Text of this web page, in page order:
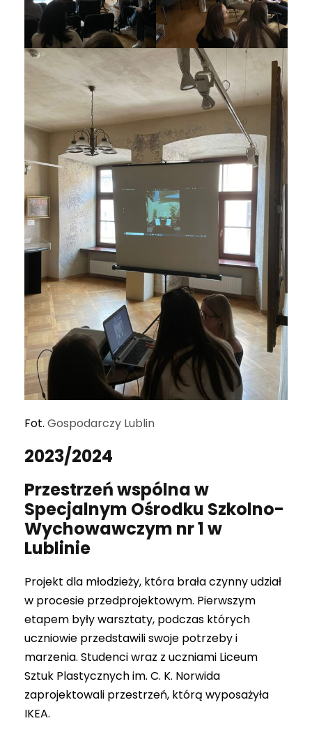
Fot. Gospodarczy Lublin
2023/2024
Przestrzeń wspólna w
Specjalnym Ośrodku Szkolno-
Wychowawczym nr 1 w
Lublinie
Projekt dla młodzieży, która brała czynny udział
w procesie przedprojektowym. Pierwszym
etapem były warsztaty, podczas których
uczniowie przedstawili swoje potrzeby i
marzenia. Studenci wraz z uczniami Liceum
Sztuk Plastycznych im. C. K. Norwida
zaprojektowali przestrzeń, którą wyposażyła
IKEA.